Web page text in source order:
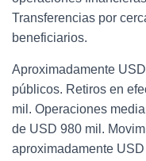
Transferencias por
beneficiarios.
Aproximadamente
públicos. Retiros en
mil. Operaciones
de USD 980 mil.
aproximadamente